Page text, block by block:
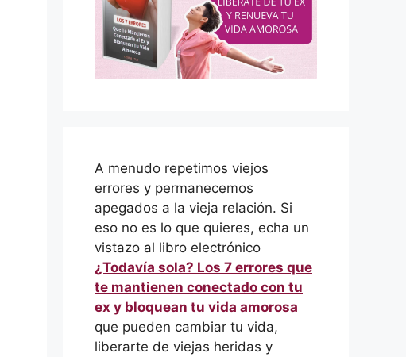
A menudo repetimos viejos
errores y permanecemos
apegados a la vieja relación. Si
eso no es lo que quieres, echa un
vistazo al libro electrónico
¿Todavía sola? Los 7 errores que
te mantienen conectado con tu
ex y bloquean tu vida amorosa
que pueden cambiar tu vida,
liberarte de viejas heridas y